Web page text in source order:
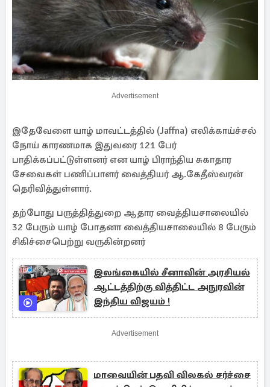
Advertisement
இதேவேளை யாழ் மாவட்டத்தில் (Jaffna) எலிக்காய்ச்சல்
நோய் காரணமாக இதுவரை 121 பேர்
பாதிக்கப்பட்டுள்ளனர் என யாழ் பிராந்திய சுகாதார
சேவைகள் பணிப்பாளர் வைத்தியர் ஆ.கேதீஸ்வரன்
தெரிவித்துள்ளார்.
தற்போது பருத்தித்துறை ஆதார வைத்தியசாலையில்
32 பேரும் யாழ் போதனா வைத்தியசாலையில் 8 பேரும்
சிகிச்சைபெற்று வருகின்றனர்
இலங்கையில் சீனாவின் அரசியல்
ஆட்டத்திற்கு வித்திட்ட அநுரவின்
இந்திய விஜயம் !
Advertisement
மாவையின் பதவி விலகல் சர்ச்சை